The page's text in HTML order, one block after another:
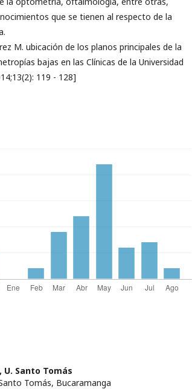
que se tienen al respecto de la
M. ubicación de los planos principales de la
bajas en las Clínicas de la Universidad
119 - 128]
U. Santo Tomás
Tomás, Bucaramanga